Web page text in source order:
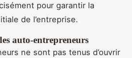
pour garantir la
de l’entreprise.
auto-entrepreneurs
ne sont pas tenus d’ouvrir